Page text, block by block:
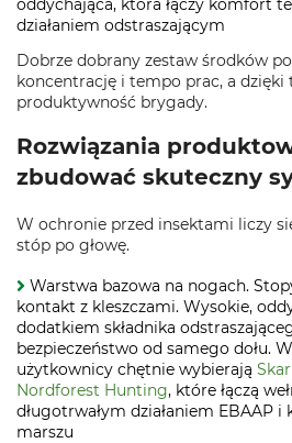
oddychająca, która łączy komfort
działaniem odstraszającym
Dobrze dobrany zestaw środków
koncentrację i tempo prac, a dzięki
produktywność brygady.
Rozwiązania
zbudować skuteczny
W ochronie przed insektami liczy
stóp po głowę.
Warstwa bazowa na nogach.
kontakt z kleszczami. Wysokie,
dodatkiem składnika
bezpieczeństwo od samego dołu.
użytkownicy chętnie wybierają
Nordforest Hunting, które łączą
długotrwałym działaniem EBAAP
marszu